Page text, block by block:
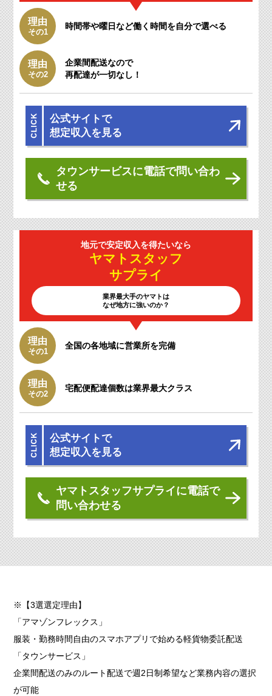
理由
その1
時間帯や曜日など働く時間を自分で選べる
理由
その2
企業間配送なので
再配達が一切なし！
公式サイトで
想定収入を見る
タウンサービスに電話で問い合わ
せる
地元で安定収入を得たいなら
ヤマトスタッフ
サプライ
業界最大手のヤマトは
なぜ地方に強いのか？
理由
その1
全国の各地域に営業所を完備
理由
その2
宅配便配達個数は業界最大クラス
公式サイトで
想定収入を見る
ヤマトスタッフサプライに電話で
問い合わせる
※【3選選定理由】
「アマゾンフレックス」
服装・勤務時間自由のスマホアプリで始める軽貨物委託配送
「タウンサービス」
企業間配送のみのルート配送で週2日制希望など業務内容の選択
が可能